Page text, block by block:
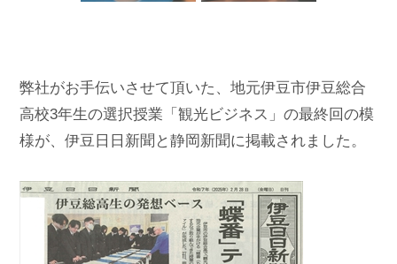
弊社がお手伝いさせて頂いた、地元伊豆市伊豆総合
高校3年生の選択授業「観光ビジネス」の最終回の模
様が、伊豆日日新聞と静岡新聞に掲載されました。